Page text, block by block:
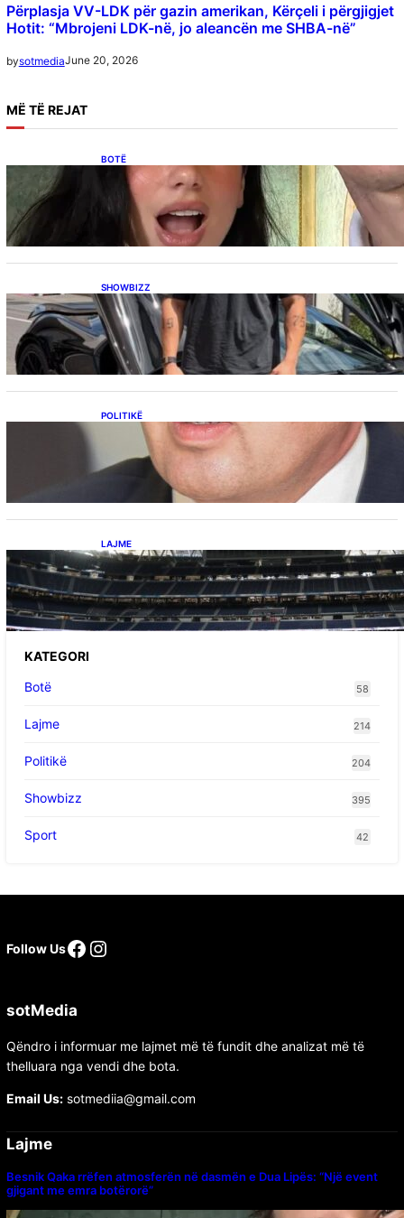
Përplasja VV-LDK për gazin amerikan, Kërçeli i përgjigjet
Hotit: “Mbrojeni LDK-në, jo aleancën me SHBA-në”
bysotmediaJune 20, 2026
MË TË REJAT
BOTË
Besnik Qaka rrëfen atmosferën në dasmën e
Dua Lipës: “Një event gjigant me emra
botërorë”
SHOWBIZZ
Ish-banori i Big Brother VIP Kosova, Eduart
Kuqi ua mbyll gojën kritikëve, publikon
dëshmi për supermakinën luksoze
POLITIKË
Përplasja VV-LDK për gazin amerikan,
Kërçeli i përgjigjet Hotit: “Mbrojeni LDK-në, jo
aleancën me SHBA-në”
LAJME
Ish-mesfushori i Real Madridit dhe
Argjentinës,shtrohet urgjentisht në spital pas
problemeve me zemrën, mungon në ndeshjet
e ardhshme
KATEGORI
Botë
58
Lajme 214
Politikë 204
Showbizz 395
Sport 42
Follow Us
sotMedia
Qëndro i informuar me lajmet më të fundit dhe analizat më të
thelluara nga vendi dhe bota.
Email Us:sotmediia@gmail.com
Lajme
Besnik Qaka rrëfen atmosferën në dasmën e Dua Lipës: “Një event
gjigant me emra botërorë”